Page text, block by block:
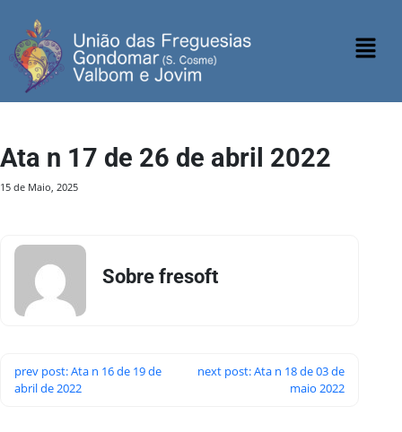
Ata n 17 de 26 de abril 2022
15 de Maio, 2025
Sobre fresoft
prev post: Ata n 16 de 19 de
abril de 2022
next post: Ata n 18 de 03 de
maio 2022